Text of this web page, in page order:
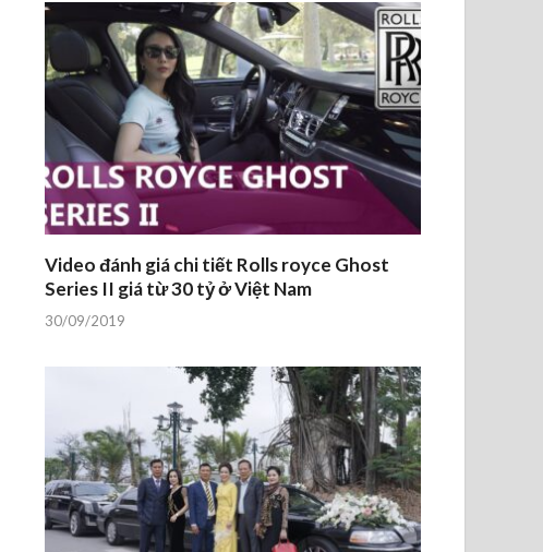
Video đánh giá chi tiết Rolls royce Ghost
Series II giá từ 30 tỷ ở Việt Nam
30/09/2019